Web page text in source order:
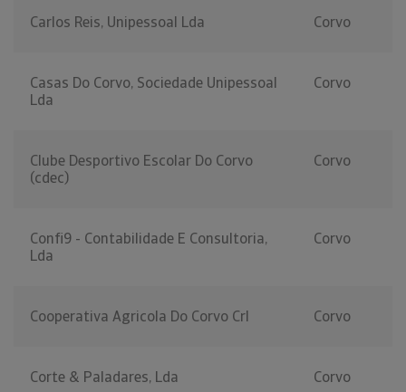
Carlos Reis, Unipessoal Lda Corvo
Casas Do Corvo, Sociedade Unipessoal
Lda
Corvo
Clube Desportivo Escolar Do Corvo
(cdec)
Corvo
Confi9 - Contabilidade E Consultoria,
Lda
Corvo
Cooperativa Agricola Do Corvo Crl Corvo
Corte & Paladares, Lda Corvo